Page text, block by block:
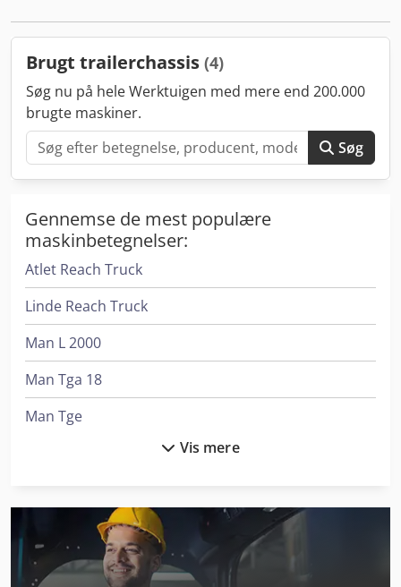
dæktryksmonitoreringssystem - 1 plastværktøjskasse
registreret. Årgang: 2024. Køretøjet kan overtages i
Szigetszentmiklós, Ungarn. For forespørgsler: Gábor NAGY,
mobil:
Brugt trailerchassis (4)
Søg nu på hele Werktuigen med mere end 200.000
brugte maskiner.
Søg
Gennemse de mest populære
maskinbetegnelser:
Atlet Reach Truck
Linde Reach Truck
Man L 2000
Man Tga 18
Man Tge
Man Tgl 12
Man Tgl 7
Vis mere